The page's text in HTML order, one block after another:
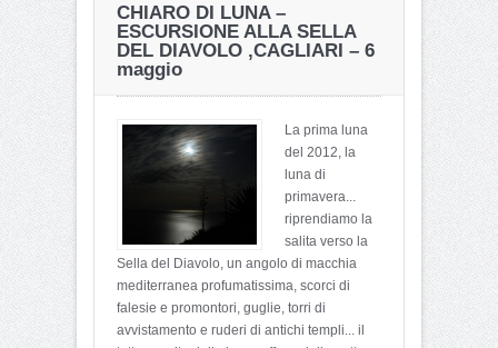
CHIARO DI LUNA –
ESCURSIONE ALLA SELLA
DEL DIAVOLO ,CAGLIARI – 6
maggio
La prima luna
del 2012, la
luna di
primavera...
riprendiamo la
salita verso la
Sella del Diavolo, un angolo di macchia
mediterranea profumatissima, scorci di
falesie e promontori, guglie, torri di
avvistamento e ruderi di antichi templi... il